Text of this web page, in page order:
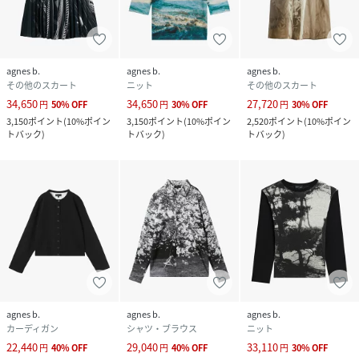
agnes b.
その他のスカート
34,650円 50%OFF
3,150ポイント(10%ポイン
トバック)
agnes b.
ニット
34,650円 30%OFF
3,150ポイント(10%ポイン
トバック)
agnes b.
その他のスカート
27,720円 30%OFF
2,520ポイント(10%ポイン
トバック)
agnes b.
カーディガン
22,440円 40%OFF
agnes b.
シャツ・ブラウス
29,040円 40%OFF
agnes b.
ニット
33,110円 30%OFF